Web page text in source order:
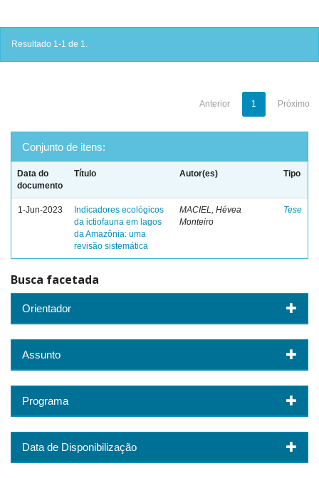
Resultado 1-1 de 1.
Anterior 1 Próximo
Conjunto de itens:
Data do
documento
Título Autor(es) Tipo
1-Jun-2023
Indicadores ecológicos
da ictiofauna em lagos
da Amazônia: uma
revisão sistemática
MACIEL, Hévea
Monteiro
Tese
Busca facetada
Orientador
Assunto
Programa
Data de Disponibilização